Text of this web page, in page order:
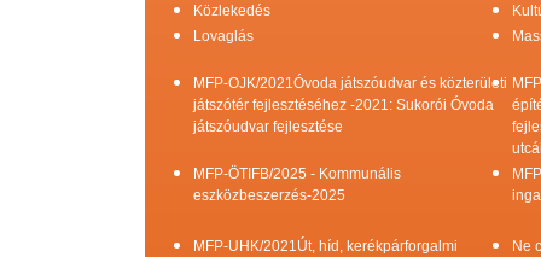
Közlekedés
Lovaglás
MFP-OJK/2021Óvoda játszóudvar és közterületi
játszótér fejlesztéséhez -2021: Sukorói Óvoda
játszóudvar fejlesztése
MFP-ÖTIFB/2025 - Kommunális
eszközbeszerzés-2025
MFP-UHK/2021Út, híd, kerékpárforgalmi
Ne